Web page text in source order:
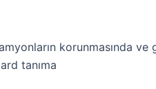
korunmasında
tanıma